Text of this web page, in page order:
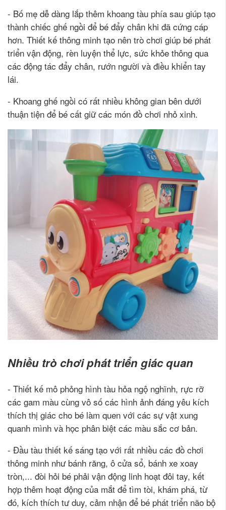
- Bố mẹ dễ dàng lắp thêm khoang tàu phía sau giúp tạo
thành chiếc ghế ngồi để bé đẩy chân khi đã cứng cáp
hơn. Thiết kế thông minh tạo nên trò chơi giúp bé phát
triển vận động, rèn luyện thể lực, sức khỏe thông qua
các động tác đẩy chân, rướn người và điều khiển tay
lái.
- Khoang ghế ngồi có rất nhiều không gian bên dưới
thuận tiện để bé cất giữ các món đồ chơi nhỏ xinh.
Nhiều trò chơi phát triển giác quan
- Thiết kế mô phỏng hình tàu hỏa ngộ nghĩnh, rực rỡ
các gam màu cùng vô số các hình ảnh đáng yêu kích
thích thị giác cho bé làm quen với các sự vật xung
quanh mình và học phân biệt các màu sắc cơ bản.
- Đầu tàu thiết kế sáng tạo với rất nhiều các đồ chơi
thông minh như bánh răng, ô cửa sổ, bánh xe xoay
tròn,... đòi hỏi bé phải vận động linh hoạt đôi tay, kết
hợp thêm hoạt động của mắt để tìm tòi, khám phá, từ
đó, kích thích tư duy, cảm nhận để bé phát triển não bộ